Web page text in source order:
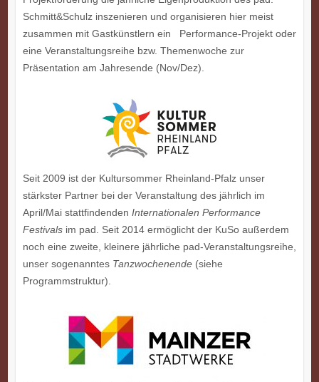
Schmitt&Schulz inszenieren und organisieren hier meist
zusammen mit Gastkünstlern ein Performance-Projekt oder
eine Veranstaltungsreihe bzw. Themenwoche zur
Präsentation am Jahresende (Nov/Dez).
Seit 2009 ist der Kultursommer Rheinland-Pfalz unser
stärkster Partner bei der Veranstaltung des jährlich im
April/Mai stattfindenden Internationalen Performance
Festivalsim pad. Seit 2014 ermöglicht der KuSo außerdem
noch eine zweite, kleinere jährliche pad-Veranstaltungsreihe,
unser sogenanntes Tanzwochenende (siehe
Programmstruktur).